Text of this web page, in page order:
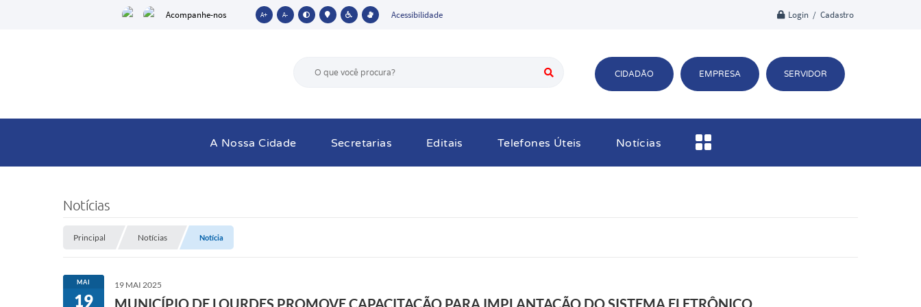
Login / Cadastro
Acompanhe-nos A+ A- Acessibilidade
CIDADÃO EMPRESA SERVIDOR
A Nossa Cidade Secretarias Editais Telefones Úteis Notícias
Notícias
Principal Notícias Notícia
MAI
19
19 MAI 2025
MUNICÍPIO DE LOURDES PROMOVE CAPACITAÇÃO PARA IMPLANTAÇÃO DO SISTEMA ELETRÔNICO